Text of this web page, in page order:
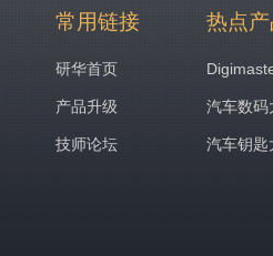
常用链接
研华首页
产品升级
技师论坛
热点
汽车数
汽车钥匙